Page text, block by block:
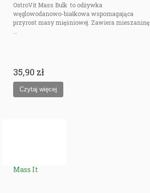
OstroVit Mass Bulk to odżywka
węglowodanowo-białkowa wspomagająca
przyrost masy mięśniowej. Zawiera mieszaninę
35,90 zł
Mass It